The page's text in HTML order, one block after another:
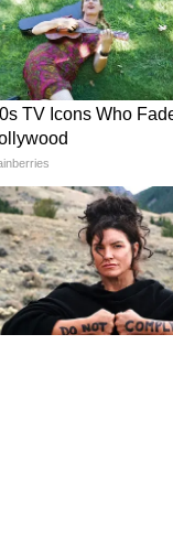
News
and other
তাঁর এর আগে একাধিক
থেকে জার্নালিজম ও